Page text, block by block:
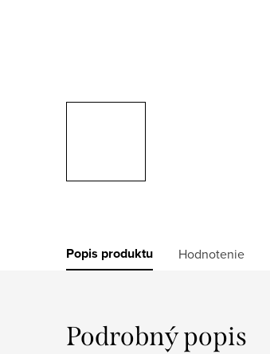
Popis produktu Hodnotenie
Podrobný popis